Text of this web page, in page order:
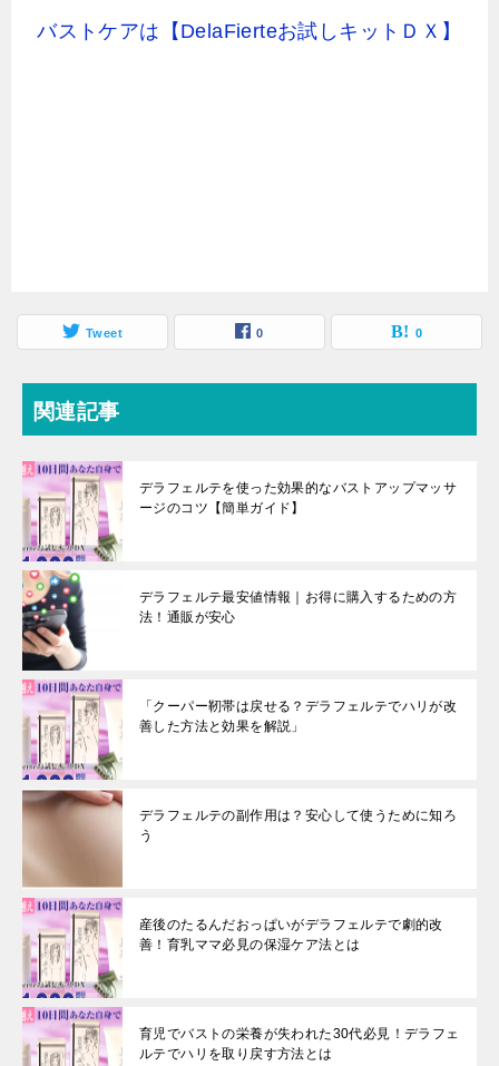
バストケアは【DelaFierteお試しキットＤＸ】
Tweet 0 0
関連記事
デラフェルテを使った効果的なバストアップマッサ
ージのコツ【簡単ガイド】
デラフェルテ最安値情報｜お得に購入するための方
法！通販が安心
「クーパー靭帯は戻せる？デラフェルテでハリが改
善した方法と効果を解説」
デラフェルテの副作用は？安心して使うために知ろ
う
産後のたるんだおっぱいがデラフェルテで劇的改
善！育乳ママ必見の保湿ケア法とは
育児でバストの栄養が失われた30代必見！デラフェ
ルテでハリを取り戻す方法とは